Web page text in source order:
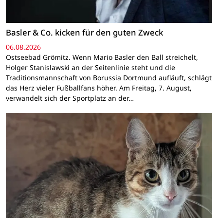
Basler & Co. kicken für den guten Zweck
06.08.2026
Ostseebad Grömitz. Wenn Mario Basler den Ball streichelt,
Holger Stanislawski an der Seitenlinie steht und die
Traditionsmannschaft von Borussia Dortmund aufläuft, schlägt
das Herz vieler Fußballfans höher. Am Freitag, 7. August,
verwandelt sich der Sportplatz an der…